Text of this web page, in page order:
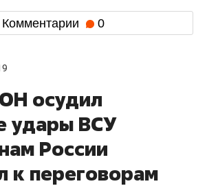
поддерживает кандидатуру
США рассматривает своего
партии.